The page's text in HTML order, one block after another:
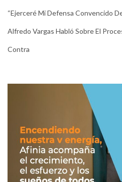
“Ejerceré Mi Defensa Convencido
Alfredo Vargas Habló Sobre El
Contra